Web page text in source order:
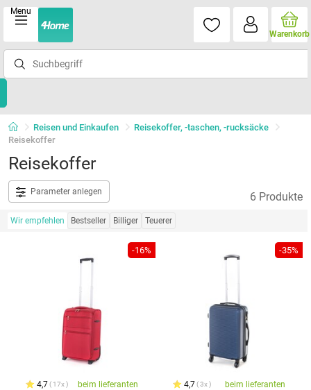
Menu
Warenkorb
Reisen und Einkaufen
Reisekoffer, -taschen, -rucksäcke
Reisekoffer
Reisekoffer
Parameter anlegen 6 Produkte
Wir empfehlen Bestseller Billiger Teuerer
-16%
4,7 17x beim lieferanten
-35%
4,7 3x beim lieferanten